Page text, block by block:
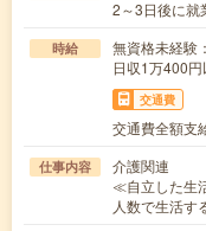
2～3日後に就
時給
無資格未経
日収1万400円
交通費
交通費全額支
仕事内容
介護関連
≪自立した生
人数で生活